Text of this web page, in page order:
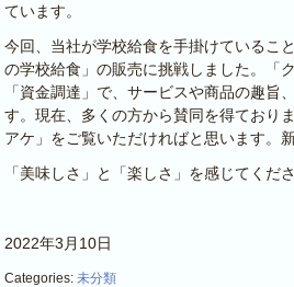
ています。
今回、当社が学校給食を手掛けているこ
の学校給食」の販売に挑戦しました。「
「資金調達」で、サービスや商品の趣
す。現在、多くの方から賛同を得ており
アケ」をご覧いただければと思います。
「美味しさ」と「楽しさ」を感じてくださ
2022年3月10日
Categories: 未分類